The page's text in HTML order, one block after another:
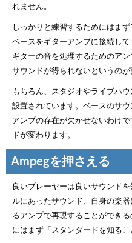
れません。
しっかりと練習するためにはま
ベースをギターアンプに接続し
ギターの音を処理するためのア
サウンドが得られないというのが
もちろん、スタジオやライブハ
設置されています。ベースのサ
アンプの存在が欠かせないわけ
ドが変わります。
Ampegを押さえる
良いプレーヤーは良いサウンド
ルにあったサウンド、自身の楽
るアンプで再現することができ
にはまず「スタンダードを知るこ